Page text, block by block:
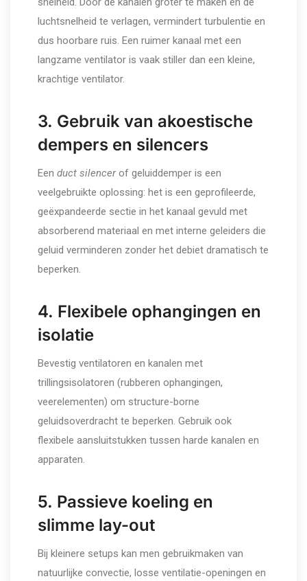
luchtsnelheid te verlagen, vermindert turbulentie en
dus hoorbare ruis. Een ruimer kanaal met een
langzame ventilator is vaak stiller dan een kleine,
krachtige ventilator.
3. Gebruik van akoestische
dempers en silencers
Een duct silencerof geluiddemper is een
veelgebruikte oplossing: het is een geprofileerde,
geëxpandeerde sectie in het kanaal gevuld met
absorberend materiaal en met interne geleiders die
geluid verminderen zonder het debiet dramatisch te
beperken.
4. Flexibele ophangingen en
isolatie
Bevestig ventilatoren en kanalen met
trillingsisolatoren (rubberen ophangingen,
veerelementen) om structure-borne
geluidsoverdracht te beperken. Gebruik ook
flexibele aansluitstukken tussen harde kanalen en
apparaten.
5. Passieve koeling en
slimme lay-out
Bij kleinere setups kan men gebruikmaken van
natuurlijke convectie, losse ventilatie-openingen en